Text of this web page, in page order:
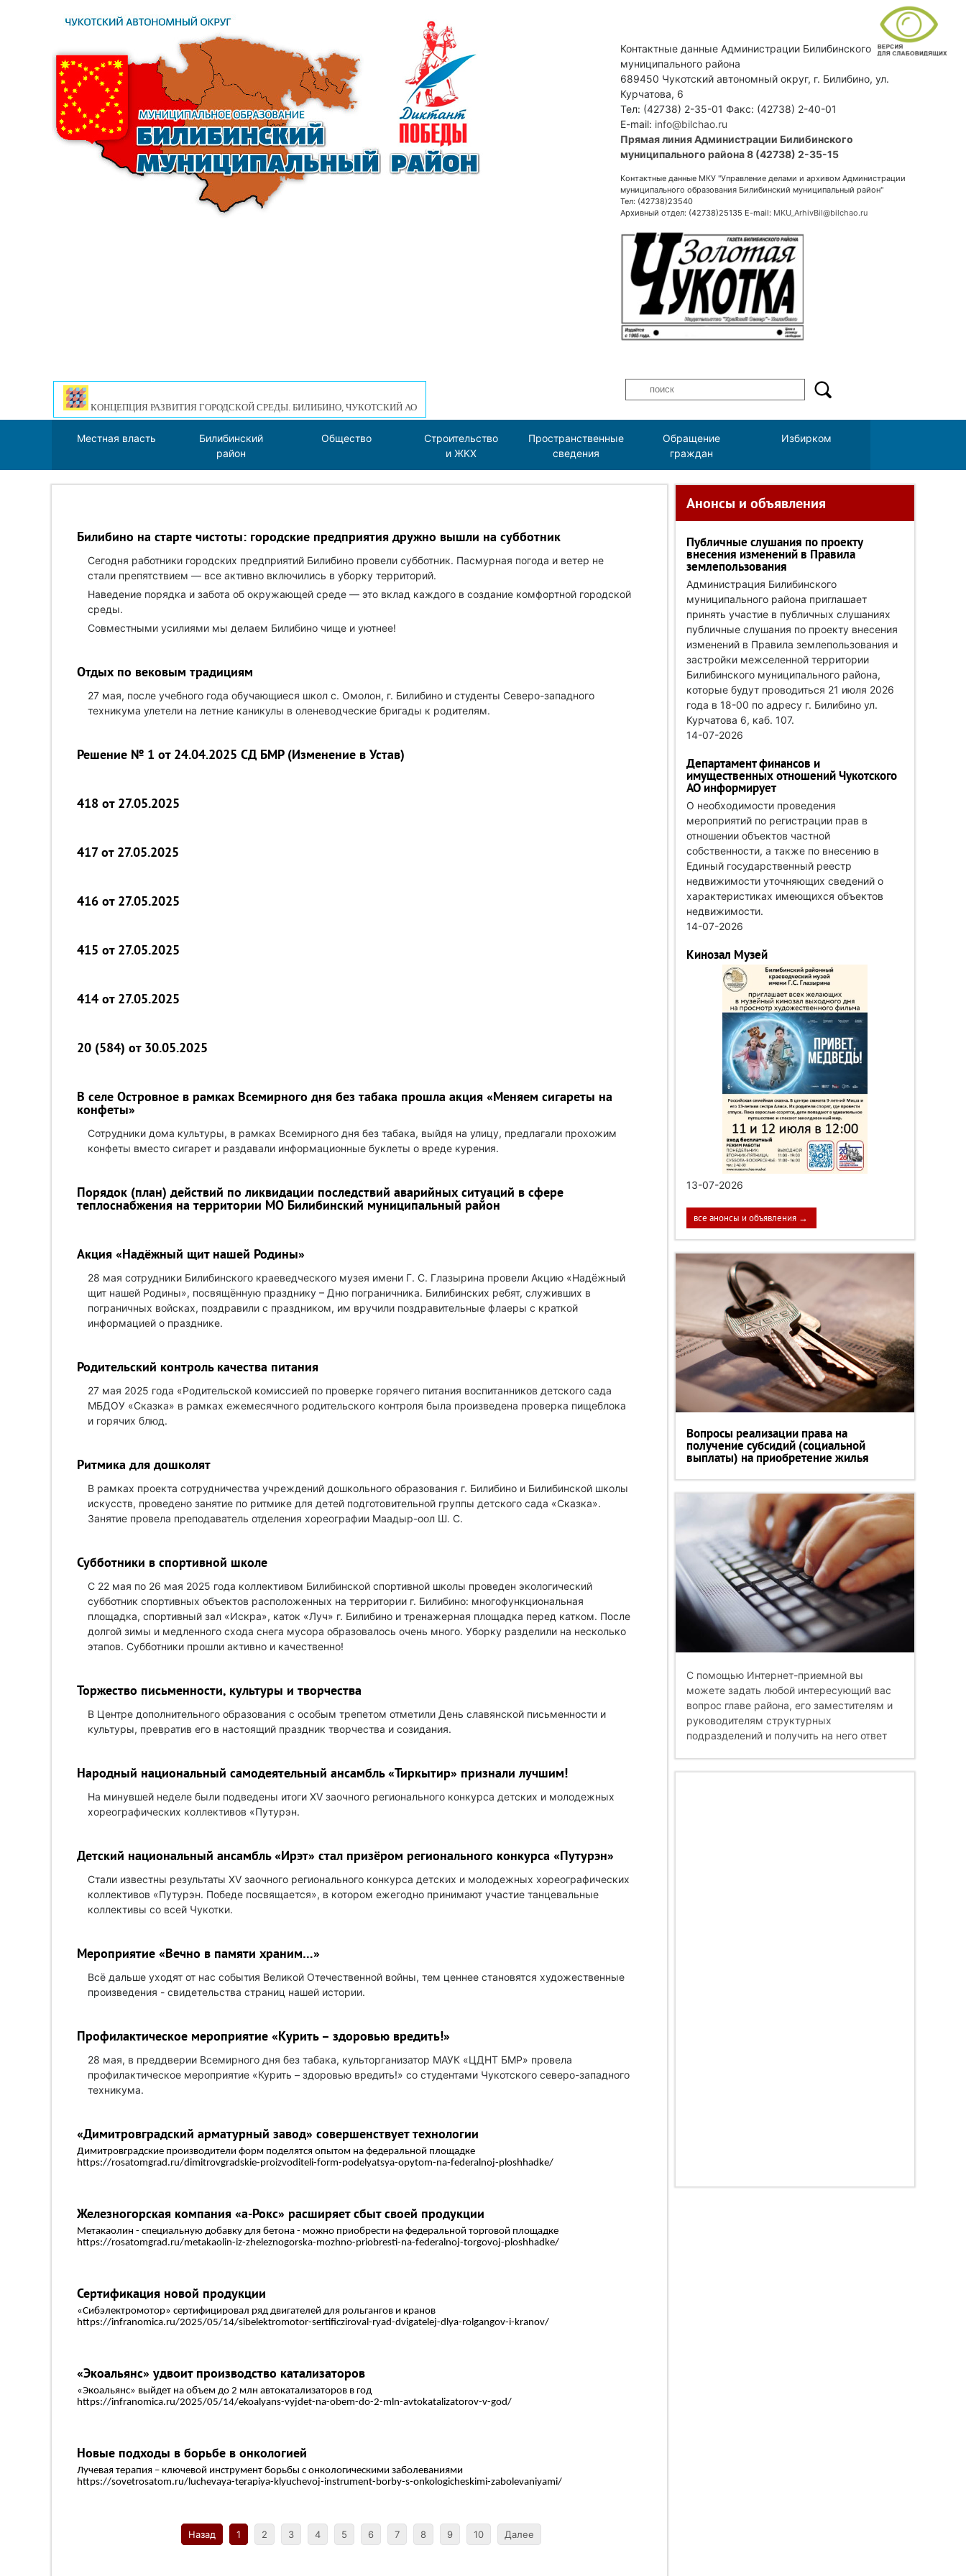
Контактные данные Администрации Билибинского
муниципального района
689450 Чукотский автономный округ, г. Билибино, ул.
Курчатова, 6
Тел: (42738) 2-35-01 Факс: (42738) 2-40-01
E-mail: info@bilchao.ru
Прямая линия Администрации Билибинского
муниципального района 8 (42738) 2-35-15
Контактные данные МКУ "Управление делами и архивом Администрации
муниципального образования Билибинский муниципальный район"
Тел: (42738)23540
Архивный отдел: (42738)25135 E-mail: MKU_ArhivBil@bilchao.ru
КОНЦЕПЦИЯ РАЗВИТИЯ ГОРОДСКОЙ СРЕДЫ. БИЛИБИНО, ЧУКОТСКИЙ АО
Местная власть
Билибинский
район
Общество
Строительство
и ЖКХ
Пространственные
сведения
Обращение
граждан
Избирком
Билибино на старте чистоты: городские предприятия дружно вышли на субботник
Сегодня работники городских предприятий Билибино провели субботник. Пасмурная погода и ветер не
стали препятствием — все активно включились в уборку территорий.
Наведение порядка и забота об окружающей среде — это вклад каждого в создание комфортной городской
среды.
Совместными усилиями мы делаем Билибино чище и уютнее!
Отдых по вековым традициям
27 мая, после учебного года обучающиеся школ с. Омолон, г. Билибино и студенты Северо-западного
техникума улетели на летние каникулы в оленеводческие бригады к родителям.
Решение № 1 от 24.04.2025 СД БМР (Изменение в Устав)
418 от 27.05.2025
417 от 27.05.2025
416 от 27.05.2025
415 от 27.05.2025
414 от 27.05.2025
20 (584) от 30.05.2025
В селе Островное в рамках Всемирного дня без табака прошла акция «Меняем сигареты на
конфеты»
Сотрудники дома культуры, в рамках Всемирного дня без табака, выйдя на улицу, предлагали прохожим
конфеты вместо сигарет и раздавали информационные буклеты о вреде курения.
Порядок (план) действий по ликвидации последствий аварийных ситуаций в сфере
теплоснабжения на территории МО Билибинский муниципальный район
Акция «Надёжный щит нашей Родины»
28 мая сотрудники Билибинского краеведческого музея имени Г. С. Глазырина провели Акцию «Надёжный
щит нашей Родины», посвящённую празднику – Дню пограничника. Билибинских ребят, служивших в
пограничных войсках, поздравили с праздником, им вручили поздравительные флаеры с краткой
информацией о празднике.
Родительский контроль качества питания
27 мая 2025 года «Родительской комиссией по проверке горячего питания воспитанников детского сада
МБДОУ «Сказка» в рамках ежемесячного родительского контроля была произведена проверка пищеблока
и горячих блюд.
Ритмика для дошколят
В рамках проекта сотрудничества учреждений дошкольного образования г. Билибино и Билибинской школы
искусств, проведено занятие по ритмике для детей подготовительной группы детского сада «Сказка».
Занятие провела преподаватель отделения хореографии Маадыр-оол Ш. С.
Субботники в спортивной школе
С 22 мая по 26 мая 2025 года коллективом Билибинской спортивной школы проведен экологический
субботник спортивных объектов расположенных на территории г. Билибино: многофункциональная
площадка, спортивный зал «Искра», каток «Луч» г. Билибино и тренажерная площадка перед катком. После
долгой зимы и медленного схода снега мусора образовалось очень много. Уборку разделили на несколько
этапов. Субботники прошли активно и качественно!
Торжество письменности, культуры и творчества
В Центре дополнительного образования с особым трепетом отметили День славянской письменности и
культуры, превратив его в настоящий праздник творчества и созидания.
Народный национальный самодеятельный ансамбль «Тиркытир» признали лучшим!
На минувшей неделе были подведены итоги XV заочного регионального конкурса детских и молодежных
хореографических коллективов «Путурэн.
Детский национальный ансамбль «Ирэт» стал призёром регионального конкурса «Путурэн»
Стали известны результаты XV заочного регионального конкурса детских и молодежных хореографических
коллективов «Путурэн. Победе посвящается», в котором ежегодно принимают участие танцевальные
коллективы со всей Чукотки.
Мероприятие «Вечно в памяти храним…»
Всё дальше уходят от нас события Великой Отечественной войны, тем ценнее становятся художественные
произведения - свидетельства страниц нашей истории.
Профилактическое мероприятие «Курить – здоровью вредить!»
28 мая, в преддверии Всемирного дня без табака, культорганизатор МАУК «ЦДНТ БМР» провела
профилактическое мероприятие «Курить – здоровью вредить!» со студентами Чукотского северо-западного
техникума.
«Димитровградский арматурный завод» совершенствует технологии
Димитровградские производители форм поделятся опытом на федеральной площадке
https://rosatomgrad.ru/dimitrovgradskie-proizvoditeli-form-podelyatsya-opytom-na-federalnoj-ploshhadke/
Железногорская компания «а-Рокс» расширяет сбыт своей продукции
Метакаолин - специальную добавку для бетона - можно приобрести на федеральной торговой площадке
https://rosatomgrad.ru/metakaolin-iz-zheleznogorska-mozhno-priobresti-na-federalnoj-torgovoj-ploshhadke/
Сертификация новой продукции
«Сибэлектромотор» сертифицировал ряд двигателей для рольгангов и кранов
https://infranomica.ru/2025/05/14/sibelektromotor-sertificziroval-ryad-dvigatelej-dlya-rolgangov-i-kranov/
«Экоальянс» удвоит производство катализаторов
«Экоальянс» выйдет на объем до 2 млн автокатализаторов в год
https://infranomica.ru/2025/05/14/ekoalyans-vyjdet-na-obem-do-2-mln-avtokatalizatorov-v-god/
Новые подходы в борьбе в онкологией
Лучевая терапия – ключевой инструмент борьбы с онкологическими заболеваниями
https://sovetrosatom.ru/luchevaya-terapiya-klyuchevoj-instrument-borby-s-onkologicheskimi-zabolevaniyami/
Назад 1 2 3 4 5 6 7 8 9 10 Далее
Анонсы и объявления
Публичные слушания по проекту
внесения изменений в Правила
землепользования
Администрация Билибинского
муниципального района приглашает
принять участие в публичных слушаниях
публичные слушания по проекту внесения
изменений в Правила землепользования и
застройки межселенной территории
Билибинского муниципального района,
которые будут проводиться 21 июля 2026
года в 18-00 по адресу г. Билибино ул.
Курчатова 6, каб. 107.
14-07-2026
Департамент финансов и
имущественных отношений Чукотского
АО информирует
О необходимости проведения
мероприятий по регистрации прав в
отношении объектов частной
собственности, а также по внесению в
Единый государственный реестр
недвижимости уточняющих сведений о
характеристиках имеющихся объектов
недвижимости.
14-07-2026
Кинозал Музей
13-07-2026
все анонсы и объявления →
Вопросы реализации права на
получение субсидий (социальной
выплаты) на приобретение жилья
С помощью Интернет-приемной вы
можете задать любой интересующий вас
вопрос главе района, его заместителям и
руководителям структурных
подразделений и получить на него ответ